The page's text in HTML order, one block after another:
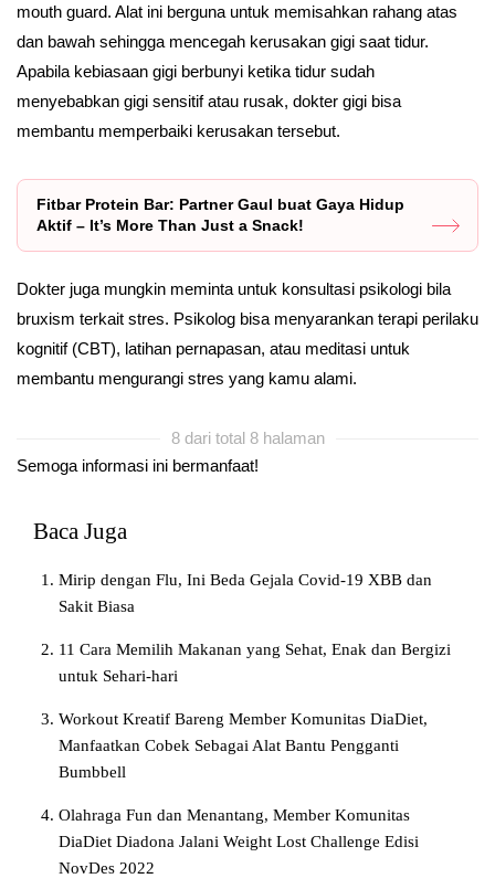
mouth guard. Alat ini berguna untuk memisahkan rahang atas
dan bawah sehingga mencegah kerusakan gigi saat tidur.
Apabila kebiasaan gigi berbunyi ketika tidur sudah
menyebabkan gigi sensitif atau rusak, dokter gigi bisa
membantu memperbaiki kerusakan tersebut.
Fitbar Protein Bar: Partner Gaul buat Gaya Hidup
Aktif – It’s More Than Just a Snack!
Dokter juga mungkin meminta untuk konsultasi psikologi bila
bruxism terkait stres. Psikolog bisa menyarankan terapi perilaku
kognitif (CBT), latihan pernapasan, atau meditasi untuk
membantu mengurangi stres yang kamu alami.
8 dari total 8 halaman
Semoga informasi ini bermanfaat!
Baca Juga
Mirip dengan Flu, Ini Beda Gejala Covid-19 XBB dan
Sakit Biasa
11 Cara Memilih Makanan yang Sehat, Enak dan Bergizi
untuk Sehari-hari
Workout Kreatif Bareng Member Komunitas DiaDiet,
Manfaatkan Cobek Sebagai Alat Bantu Pengganti
Bumbbell
Olahraga Fun dan Menantang, Member Komunitas
DiaDiet Diadona Jalani Weight Lost Challenge Edisi
NovDes 2022